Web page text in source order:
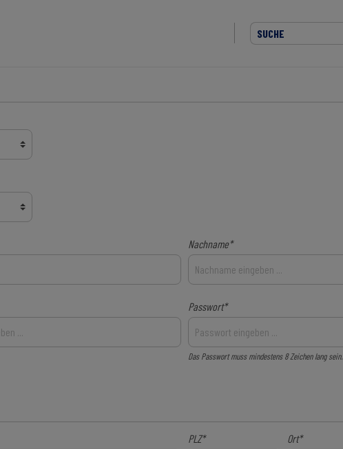
Nachname*
Passwort*
Das Passwort muss mindestens 8 Zeichen lang sein.
PLZ* Ort*